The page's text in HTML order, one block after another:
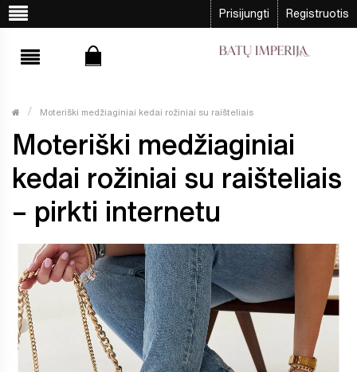
Prisijungti Registruotis
Moteriški medžiaginiai kedai rožiniai su raišteliais
Moteriški medžiaginiai
kedai rožiniai su raišteliais
– pirkti internetu